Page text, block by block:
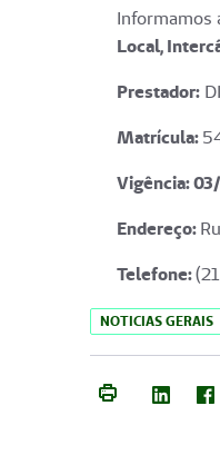
Informamos
Local,
Prestador:
Matrícula:
Vigência: 03
Endereço:
Telefone:
NOTICIAS GERAIS